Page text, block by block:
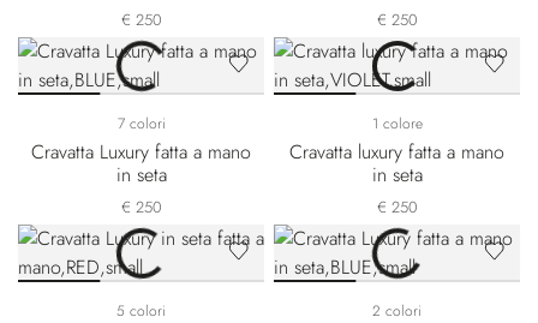
€ 250 € 250
7 colori
Cravatta Luxury fatta a mano
in seta
€ 250
1 colore
Cravatta luxury fatta a mano
in seta
€ 250
5 colori 2 colori